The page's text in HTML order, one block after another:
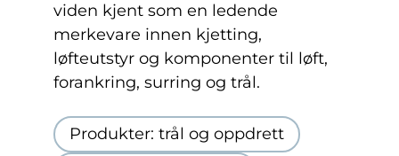
viden kjent som en ledende
merkevare innen kjetting,
løfteutstyr og komponenter til løft,
forankring, surring og trål.
Produkter: trål og oppdrett